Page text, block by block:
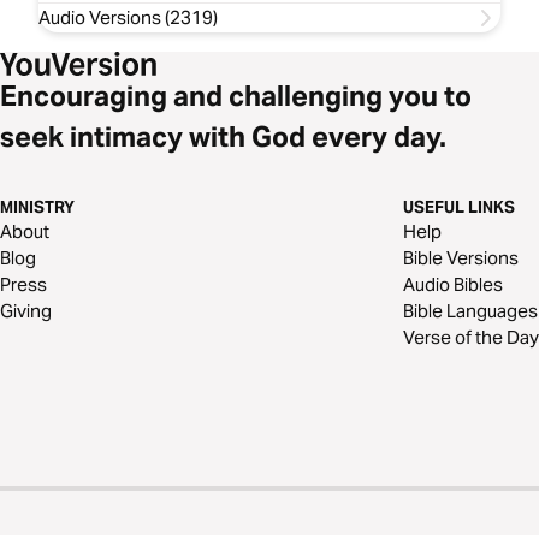
Audio Versions (2319)
Encouraging and challenging you to
seek intimacy with God every day.
MINISTRY
About
Blog
Press
Giving
USEFUL LINKS
Help
Bible Versions
Audio Bibles
Bible Languages
Verse of the Day